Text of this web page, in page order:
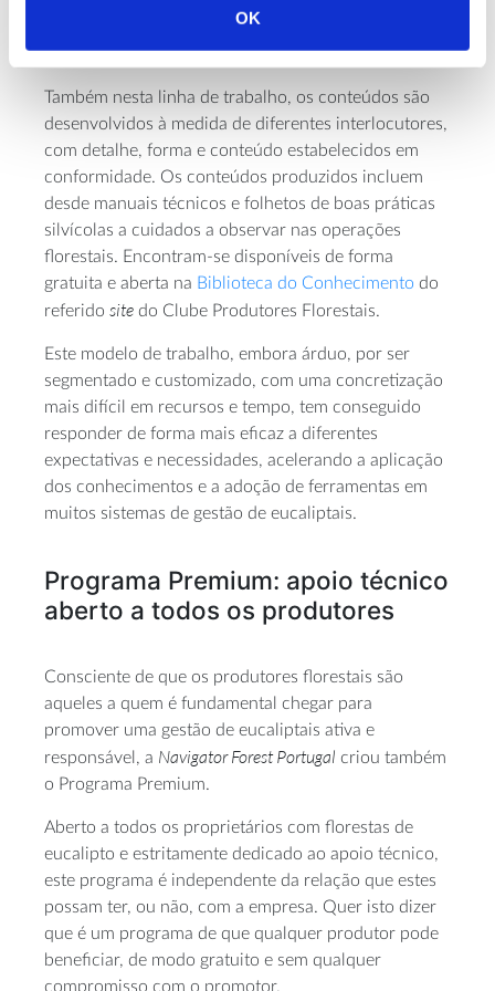
OK
técnicos associados ao cultivo de eucalipto em
Portugal
Também nesta linha de trabalho, os conteúdos são
desenvolvidos à medida de diferentes interlocutores,
com detalhe, forma e conteúdo estabelecidos em
conformidade. Os conteúdos produzidos incluem
desde manuais técnicos e folhetos de boas práticas
silvícolas a cuidados a observar nas operações
florestais. Encontram-se disponíveis de forma
gratuita e aberta na Biblioteca do Conhecimento do
referido site do Clube Produtores Florestais.
Este modelo de trabalho, embora árduo, por ser
segmentado e customizado, com uma concretização
mais difícil em recursos e tempo, tem conseguido
responder de forma mais eficaz a diferentes
expectativas e necessidades, acelerando a aplicação
dos conhecimentos e a adoção de ferramentas em
muitos sistemas de gestão de eucaliptais.
Programa Premium: apoio técnico
aberto a todos os produtores
Consciente de que os produtores florestais são
aqueles a quem é fundamental chegar para
promover uma gestão de eucaliptais ativa e
responsável, a Navigator Forest Portugal criou também
o Programa Premium.
Aberto a todos os proprietários com florestas de
eucalipto e estritamente dedicado ao apoio técnico,
este programa é independente da relação que estes
possam ter, ou não, com a empresa. Quer isto dizer
que é um programa de que qualquer produtor pode
beneficiar, de modo gratuito e sem qualquer
compromisso com o promotor.